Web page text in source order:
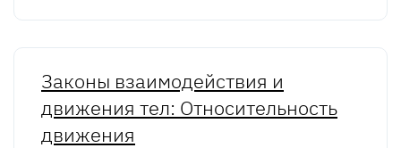
Законы взаимодействия и
движения тел: Относительность
движения